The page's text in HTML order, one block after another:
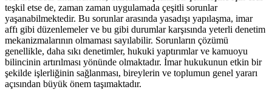
teşkil etse de, zaman zaman uygulamada çeşitli sorunlar
yaşanabilmektedir. Bu sorunlar arasında yasadışı yapılaşma, imar
affı gibi düzenlemeler ve bu gibi durumlar karşısında yeterli denetim
mekanizmalarının olmaması sayılabilir. Sorunların çözümü
genellikle, daha sıkı denetimler, hukuki yaptırımlar ve kamuoyu
bilincinin artırılması yönünde olmaktadır. İmar hukukunun etkin bir
şekilde işlerliğinin sağlanması, bireylerin ve toplumun genel yararı
açısından büyük önem taşımaktadır.